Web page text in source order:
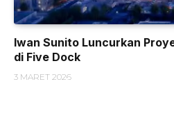
Iwan Sunito Luncurkan
di Five Dock
3 MARET 2026